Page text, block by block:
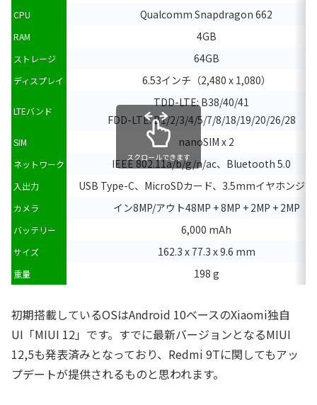
CPU Qualcomm Snapdragon 662
RAM 4GB
ストレージ 64GB
ディスプレイ 6.53インチ（2,480 x 1,080）
LTEバンド
TDD-LTE: B38/40/41
FDD-LTE: B1/2/3/4/5/7/8/18/19/20/26/28
SIM nanoSIM x 2
ネットワーク IEEE 802.11a/b/g/n/ac、Bluetooth 5.0
入出力 USB Type-C、MicroSDカード、3.5mmイヤホンジャ
カメラ イン8MP/アウト48MP + 8MP + 2MP + 2MP
バッテリー 6,000 mAh
サイズ 162.3 x 77.3 x 9.6 mm
重量 198 g
スクロールできます
初期搭載しているOSはAndroid 10ベースのXiaomi独自
UI「MIUI 12」です。すでに最新バージョンとなるMIUI
12,5も発表済みとなっており、Redmi 9Tに関してもアッ
プデートが提供されるものと思われます。